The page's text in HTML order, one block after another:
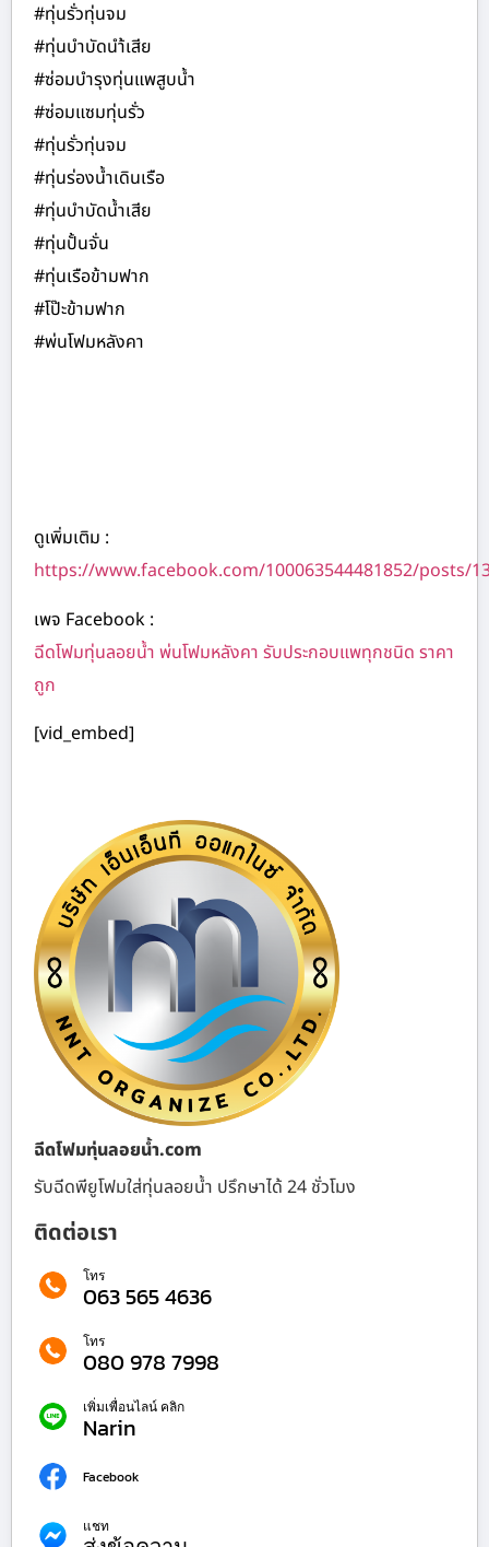
#ทุ่นรั่วทุ่นจม
#ทุ่นบำบัดนำ้เสีย
#ซ่อมบำรุงทุ่นแพสูบน้ำ
#ซ่อมแซมทุ่นรั่ว
#ทุ่นรั่วทุ่นจม
#ทุ่นร่องน้ำเดินเรือ
#ทุ่นบำบัดน้ำเสีย
#ทุ่นปั้นจั่น
#ทุ่นเรือข้ามฟาก
#โป๊ะข้ามฟาก
#พ่นโฟมหลังคา
ดูเพิ่มเติม :
https://www.facebook.com/100063544481852/posts/
เพจ Facebook :
ฉีดโฟมทุ่นลอยน้ำ พ่นโฟมหลังคา รับประกอบแพทุกชนิด ราคา
ถูก
[vid_embed]
ฉีดโฟมทุ่นลอยน้ำ.com
รับฉีดพียูโฟมใส่ทุ่นลอยน้ำ ปรึกษาได้ 24 ชั่วโมง
ติดต่อเรา
โทร
063 565 4636
โทร
080 978 7998
เพิ่มเพื่อนไลน์ คลิก
Narin
Facebook
แชท